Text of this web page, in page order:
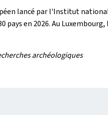
lancé par l'Institut
pays en 2026. Au
archéologiques